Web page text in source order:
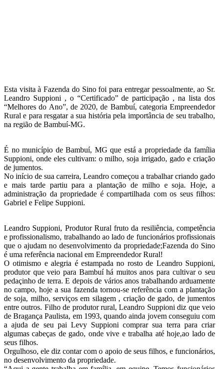
Esta visita à Fazenda do Sino foi para entregar pessoalmente, ao Sr.
Leandro Suppioni , o “Certificado” de participação , na lista dos
“Melhores do Ano”, de 2020, de Bambuí, categoria Empreendedor
Rural e para resgatar a sua história pela importância de seu trabalho,
na região de Bambuí-MG.
É no município de Bambuí, MG que está a propriedade da família
Suppioni, onde eles cultivam: o milho, soja irrigado, gado e criação
de jumentos.
No início de sua carreira, Leandro começou a trabalhar criando gado
e mais tarde partiu para a plantação de milho e soja. Hoje, a
administração da propriedade é compartilhada com os seus filhos:
Gabriel e Felipe Suppioni.
Leandro Suppioni, Produtor Rural fruto da resiliência, competência
e profissionalismo, trabalhando ao lado de funcionários profissionais
que o ajudam no desenvolvimento da propriedade;Fazenda do Sino
é uma referência nacional em Empreendedor Rural!
O otimismo e alegria é estampada no rosto de Leandro Suppioni,
produtor que veio para Bambuí há muitos anos para cultivar o seu
pedaçinho de terra. E depois de vários anos trabalhando arduamente
no campo, hoje a sua fazenda tornou-se referência com a plantação
de soja, milho, serviços em silagem , criação de gado, de jumentos
entre outros. Filho de produtor rural, Leandro Suppioni diz que veio
de Bragança Paulista, em 1993, quando ainda jovem conseguiu com
a ajuda de seu pai Levy Suppioni comprar sua terra para criar
algumas cabeças de gado, onde vive e trabalha até hoje,ao lado de
seus filhos.
Orgulhoso, ele diz contar com o apoio de seus filhos, e funcionários,
no desenvolvimento da propriedade.